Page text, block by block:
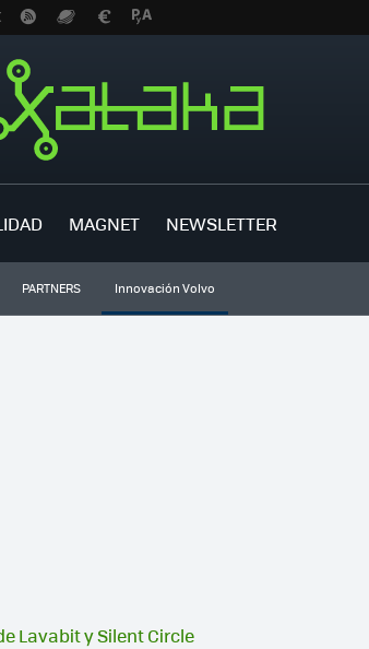
MAGNET NEWSLETTER
PARTNERS Innovación Volvo
Lavabit y Silent Circle